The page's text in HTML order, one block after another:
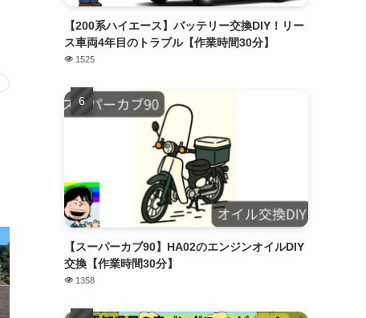
【200系ハイエース】バッテリー交換DIY！リー
ス車両4年目のトラブル【作業時間30分】
1525
【スーパーカブ90】HA02のエンジンオイルDIY
交換【作業時間30分】
1358